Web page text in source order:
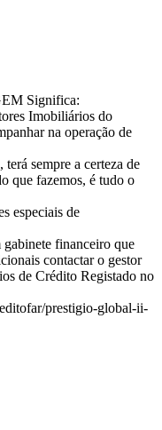
Significa:
Imobiliários do
na operação de
sempre a certeza de
que fazemos, é tudo o
especiais de
financeiro que
contactar o gestor
de Crédito Registado no
prestigio-global-ii-